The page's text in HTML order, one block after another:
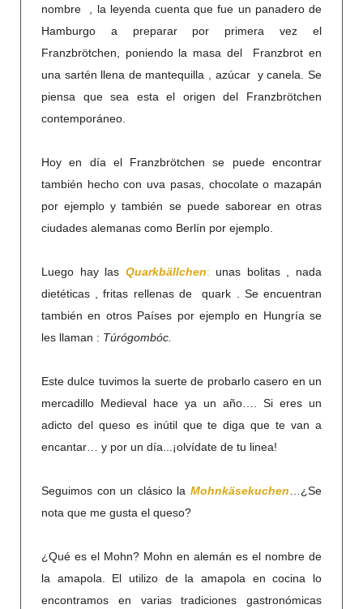
nombre , la leyenda cuenta que fue un panadero de
Hamburgo a preparar por primera vez el
Franzbrötchen, poniendo la masa del Franzbrot en
una sartén llena de mantequilla , azúcar y canela. Se
piensa que sea esta el origen del Franzbrötchen
contemporáneo.
Hoy en día el Franzbrötchen se puede encontrar
también hecho con uva pasas, chocolate o mazapán
por ejemplo y también se puede saborear en otras
ciudades alemanas como Berlín por ejemplo.
Luego hay las Quarkbällchen: unas bolitas , nada
dietéticas , fritas rellenas de quark . Se encuentran
también en otros Países por ejemplo en Hungría se
les llaman : Túrógombóc.
Este dulce tuvimos la suerte de probarlo casero en un
mercadillo Medieval hace ya un año…. Si eres un
adicto del queso es inútil que te diga que te van a
encantar… y por un día...¡olvídate de tu linea!
Seguimos con un clásico la Mohnkäsekuchen …¿Se
nota que me gusta el queso?
¿Qué es el Mohn? Mohn en alemán es el nombre de
la amapola. El utilizo de la amapola en cocina lo
encontramos en varias tradiciones gastronómicas